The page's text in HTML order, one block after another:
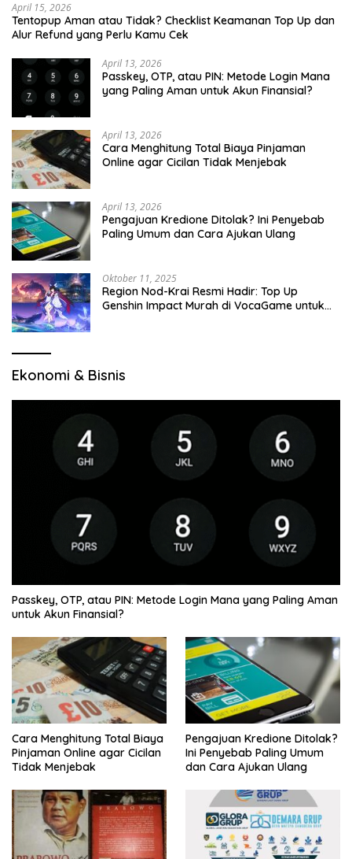
April 15, 2026
Tentopup Aman atau Tidak? Checklist Keamanan Top Up dan
Alur Refund yang Perlu Kamu Cek
April 13, 2026
Passkey, OTP, atau PIN: Metode Login Mana
yang Paling Aman untuk Akun Finansial?
April 13, 2026
Cara Menghitung Total Biaya Pinjaman
Online agar Cicilan Tidak Menjebak
April 13, 2026
Pengajuan Kredione Ditolak? Ini Penyebab
Paling Umum dan Cara Ajukan Ulang
Oktober 11, 2025
Region Nod-Krai Resmi Hadir: Top Up
Genshin Impact Murah di VocaGame untuk
Ekonomi & Bisnis
Passkey, OTP, atau PIN: Metode Login Mana yang Paling Aman
untuk Akun Finansial?
Cara Menghitung Total Biaya
Pinjaman Online agar Cicilan
Tidak Menjebak
Pengajuan Kredione Ditolak?
Ini Penyebab Paling Umum
dan Cara Ajukan Ulang